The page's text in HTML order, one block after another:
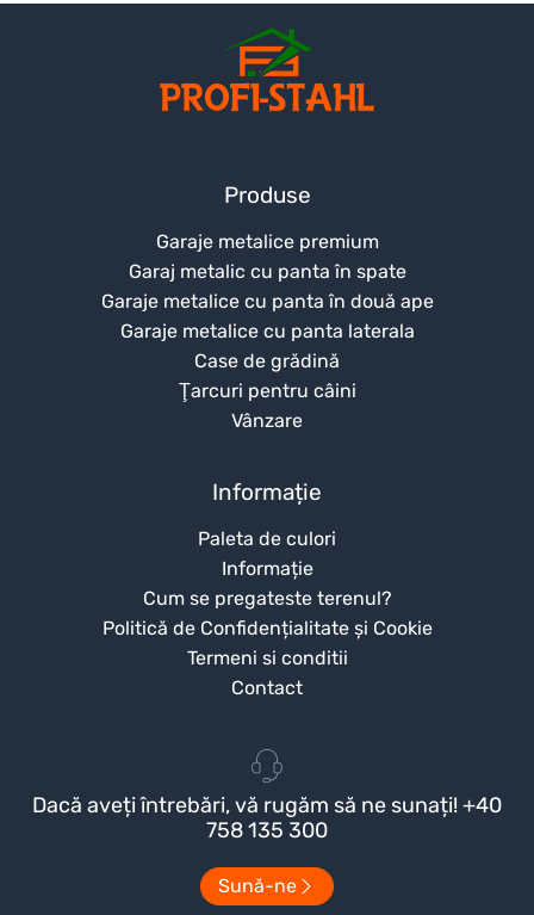
Produse
Garaje metalice premium
Garaj metalic cu panta în spate
Garaje metalice cu panta în două ape
Garaje metalice cu panta laterala
Case de grădină
Ţarcuri pentru câini
Vânzare
Informație
Paleta de culori
Informație
Cum se pregateste terenul?
Politică de Confidențialitate și Cookie
Termeni si conditii
Contact
Dacă aveți întrebări, vă rugăm să ne sunați! +40
758 135 300
Sună-ne